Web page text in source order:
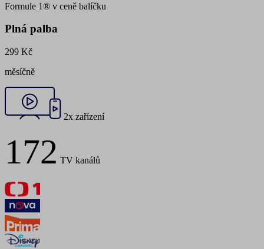
Formule 1® v ceně balíčku
Plná palba
299 Kč
měsíčně
2x zařízení
172 TV kanálů